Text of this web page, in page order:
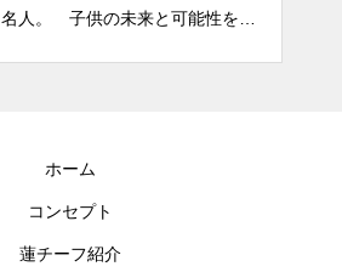
名人。 子供の未来と可能性を秘
ホーム
コンセプト
蓮チーフ紹介